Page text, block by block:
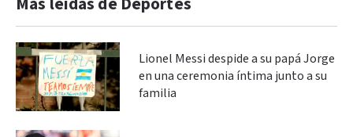
Lionel Messi despide a su papá Jorge
en una ceremonia íntima junto a su
familia